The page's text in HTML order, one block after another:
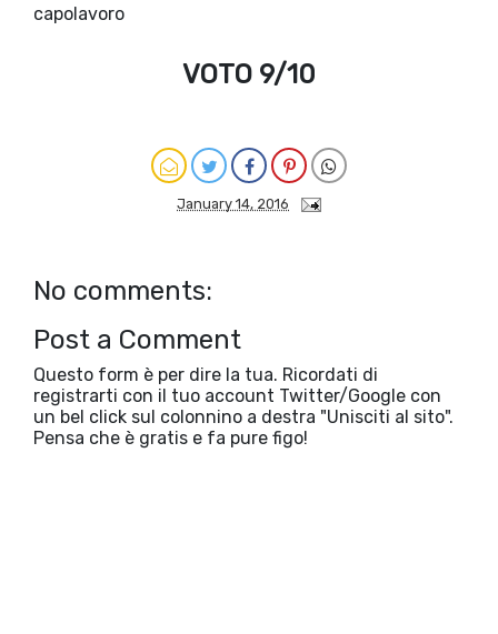
capolavoro
VOTO 9/10
January 14, 2016
No comments:
Post a Comment
Questo form è per dire la tua. Ricordati di
registrarti con il tuo account Twitter/Google con
un bel click sul colonnino a destra "Unisciti al sito".
Pensa che è gratis e fa pure figo!